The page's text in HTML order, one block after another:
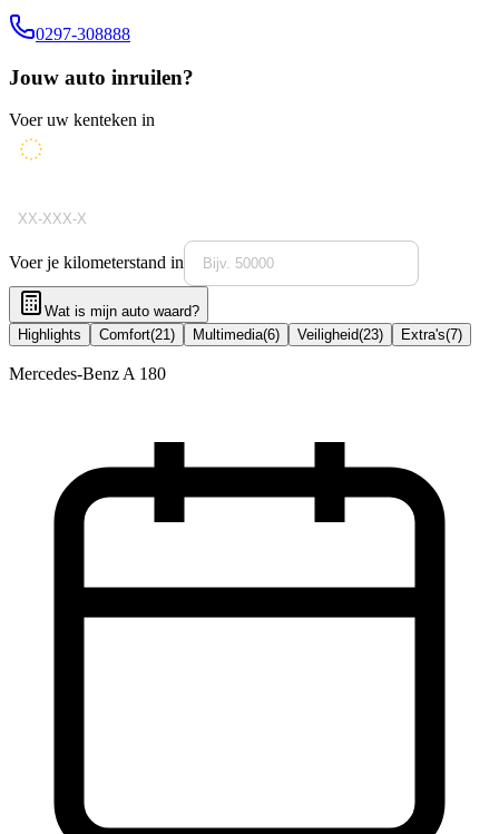
0297-308888
Jouw auto inruilen?
Voer uw kenteken in
Voer je kilometerstand in
Wat is mijn auto waard?
Highlights
Comfort(21) Multimedia(6) Veiligheid(23) Extra's(7)
Mercedes-Benz A 180